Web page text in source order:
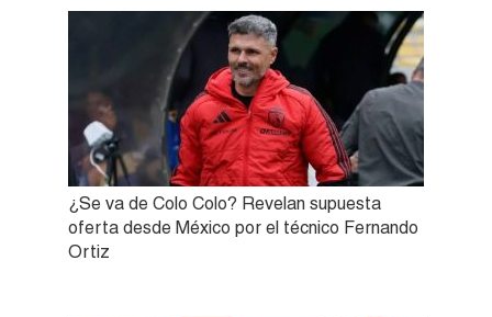
¿Se va de Colo Colo? Revelan supuesta
oferta desde México por el técnico Fernando
Ortiz